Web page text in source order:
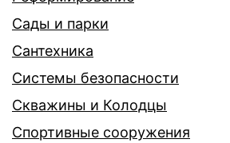
Сады и парки
Сантехника
Системы безопасности
Скважины и Колодцы
Спортивные сооружения